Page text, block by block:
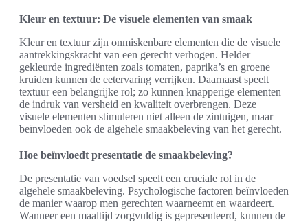
Kleur en textuur: De visuele elementen van smaak
Kleur en textuur zijn onmiskenbare elementen die de visuele
aantrekkingskracht van een gerecht verhogen. Helder
gekleurde ingrediënten zoals tomaten, paprika’s en groene
kruiden kunnen de eetervaring verrijken. Daarnaast speelt
textuur een belangrijke rol; zo kunnen knapperige elementen
de indruk van versheid en kwaliteit overbrengen. Deze
visuele elementen stimuleren niet alleen de zintuigen, maar
beïnvloeden ook de algehele smaakbeleving van het gerecht.
Hoe beïnvloedt presentatie de smaakbeleving?
De presentatie van voedsel speelt een cruciale rol in de
algehele smaakbeleving. Psychologische factoren beïnvloeden
de manier waarop men gerechten waarneemt en waardeert.
Wanneer een maaltijd zorgvuldig is gepresenteerd, kunnen de